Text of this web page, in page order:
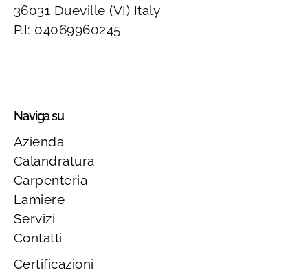
36031 Dueville (VI) Italy
P.I: 04069960245
Naviga su
Azienda
Calandratura
Carpenteria
Lamiere
Servizi
Contatti
Certificazioni